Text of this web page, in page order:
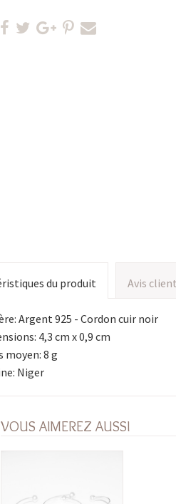
du produit Avis
Argent 925 - Cordon cuir noir
4,3 cm x 0,9 cm
moyen: 8 g
Niger
VOUS AIMEREZ AUSSI